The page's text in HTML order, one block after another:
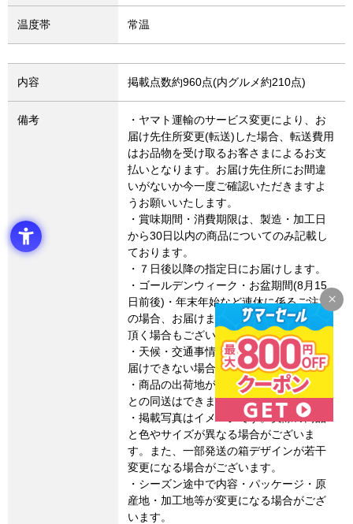
温度帯 常温
内容 掲載点数約960点(内グルメ約210点)
備考
・ヤマト運輸のサービス変更により、お
届け先住所変更(転送)した場合、転送費用
はお品物を受け取るお客さまによるお支
払いとなります。お届け先住所にお間違
いがないか今一度ご確認いただきますよ
うお願いいたします。
・賞味期間・消費期限は、製造・加工日
から30日以内の商品についてのみ記載し
ております。
・７日後以降の指定日にお届けします。
・ゴールデンウィーク・お盆期間(8月15
日前後)・年末年始など連休に係るご注文
の場合、お届けまでに通常よりお時間を
頂く場合もございます。
・天候・交通事情によりご希望通りにお
届けできない場合があります。
・商品の出荷地が異なるため、他の商品
との同送はできません。
・掲載写真はイメージです。実際の商品
と色やサイズが異なる場合がございま
す。また、一部発送の箱デザインが若干
変更になる場合がございます。
・シーズン途中で内容・パッケージ・原
産地・加工地等が変更になる場合がござ
います。